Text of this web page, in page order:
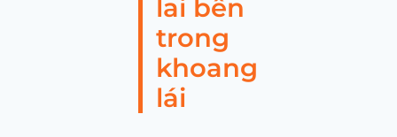
lai bên
trong
khoang
lái